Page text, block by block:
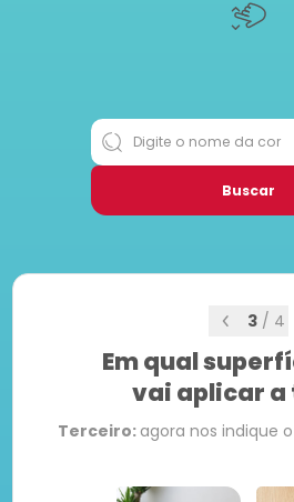
Buscar
3/ 4
Em qual
vai aplicar a
Terceiro: agora nos indique